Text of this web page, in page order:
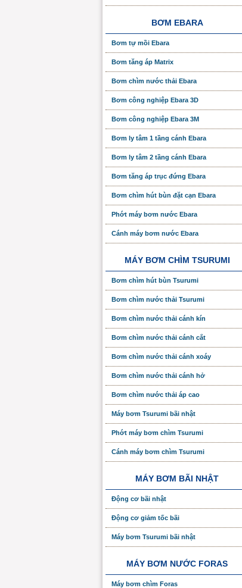
BƠM EBARA
Bơm tự mồi Ebara
Bơm tăng áp Matrix
Bơm chìm nước thải Ebara
Bơm công nghiệp Ebara 3D
Bơm công nghiệp Ebara 3M
Bơm ly tâm 1 tầng cánh Ebara
Bơm ly tâm 2 tầng cánh Ebara
Bơm tăng áp trục đứng Ebara
Bơm chìm hút bùn đặt cạn Ebara
Phớt máy bơm nước Ebara
Cánh máy bơm nước Ebara
MÁY BƠM CHÌM TSURUMI
Bơm chìm hút bùn Tsurumi
Bơm chìm nước thải Tsurumi
Bơm chìm nước thải cánh kín
Bơm chìm nước thải cánh cắt
Bơm chìm nước thải cánh xoáy
Bơm chìm nước thải cánh hở
Bơm chìm nước thải áp cao
Máy bơm Tsurumi bãi nhật
Phớt máy bơm chìm Tsurumi
Cánh máy bơm chìm Tsurumi
MÁY BƠM BÃI NHẬT
Động cơ bãi nhật
Động cơ giảm tốc bãi
Máy bơm Tsurumi bãi nhật
MÁY BƠM NƯỚC FORAS
Máy bơm chìm Foras